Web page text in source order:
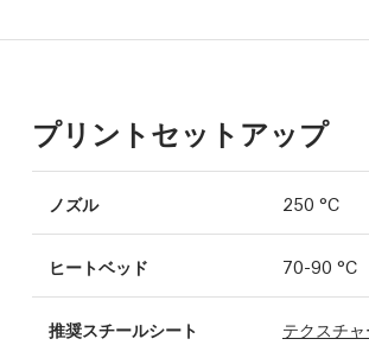
プリントセットアップ
ノズル 250 °C
ヒートベッド 70-90 °C
推奨スチールシート テクスチャ